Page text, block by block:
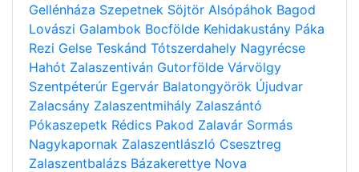
Gellénháza Szepetnek Söjtör Alsópáhok Bagod
Lovászi Galambok Bocfölde Kehidakustány Páka
Rezi Gelse Teskánd Tótszerdahely Nagyrécse
Hahót Zalaszentiván Gutorfölde Várvölgy
Szentpéterúr Egervár Balatongyörök Újudvar
Zalacsány Zalaszentmihály Zalaszántó
Pókaszepetk Rédics Pakod Zalavár Sormás
Nagykapornak Zalaszentlászló Csesztreg
Zalaszentbalázs Bázakerettye Nova